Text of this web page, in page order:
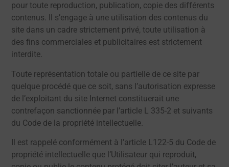
pour toute reproduction, publication, copie des différents
contenus. Il s’engage à une utilisation des contenus du
site dans un cadre strictement privé, toute utilisation à
des fins commerciales et publicitaires est strictement
interdite.
Toute représentation totale ou partielle de ce site par
quelque procédé que ce soit, sans l’autorisation expresse
de l’exploitant du site Internet constituerait une
contrefaçon sanctionnée par l’article L 335-2 et suivants
du Code de la propriété intellectuelle.
Il est rappelé conformément à l’article L122-5 du Code de
propriété intellectuelle que l’Utilisateur qui reproduit,